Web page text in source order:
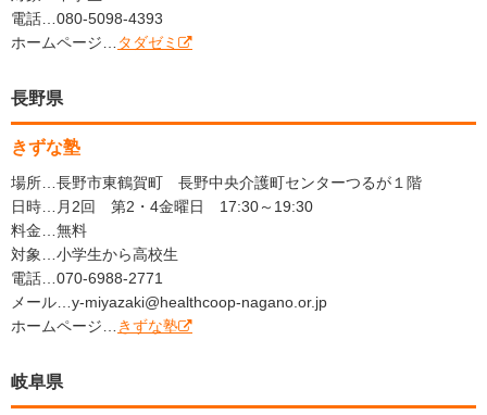
電話…080-5098-4393
ホームページ…
タダゼミ
長野県
きずな塾
場所…長野市東鶴賀町 長野中央介護町センターつるが１階
日時…月2回 第2・4金曜日 17:30～19:30
料金…無料
対象…小学生から高校生
電話…070-6988-2771
メール…y-miyazaki@healthcoop-nagano.or.jp
ホームページ…
きずな塾
岐阜県